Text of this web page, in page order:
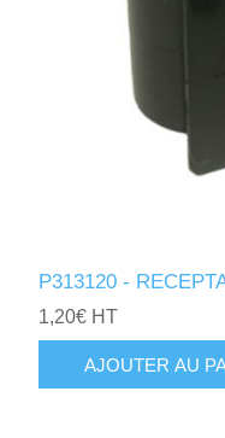
P313120 -
1,20€ HT
AJOUTER AU